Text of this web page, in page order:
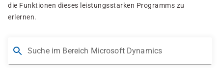
die Funktionen dieses leistungsstarken Programms zu
erlernen.
Suche im Bereich Microsoft Dynamics